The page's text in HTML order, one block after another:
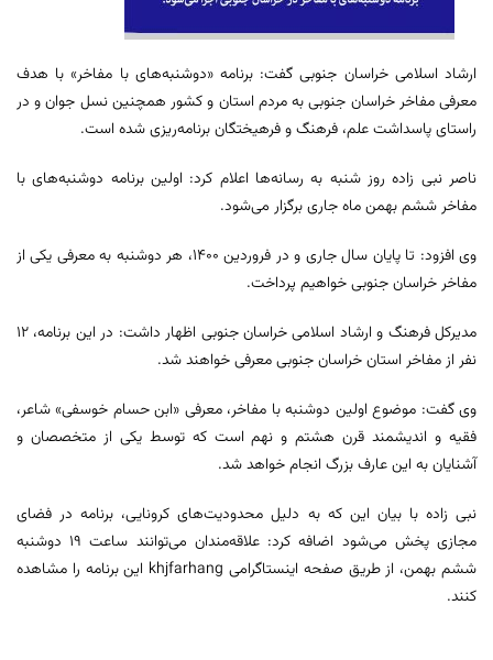
ارشاد اسلامی خراسان جنوبی گفت: برنامه «دوشنبه‌های با مفاخر» با هدف
معرفی مفاخر خراسان جنوبی به مردم استان و کشور همچنین نسل جوان و در
راستای پاسداشت علم، فرهنگ و فرهیختگان برنامه‌ریزی شده است.
ناصر نبی زاده روز شنبه به رسانه‌ها اعلام کرد: اولین برنامه دوشنبه‌های با
مفاخر ششم بهمن ماه جاری برگزار می‌شود.
وی افزود: تا پایان سال جاری و در فروردین ۱۴۰۰، هر دوشنبه به معرفی یکی از
مفاخر خراسان جنوبی خواهیم پرداخت.
مدیرکل فرهنگ و ارشاد اسلامی خراسان جنوبی اظهار داشت: در این برنامه، ۱۲
نفر از مفاخر استان خراسان جنوبی معرفی خواهند شد.
وی گفت: موضوع اولین دوشنبه با مفاخر، معرفی «ابن حسام خوسفی» شاعر،
فقیه و اندیشمند قرن هشتم و نهم است که توسط یکی از متخصصان و
آشنایان به این عارف بزرگ انجام خواهد شد.
نبی زاده با بیان این که به دلیل محدودیت‌های کرونایی، برنامه در فضای
مجازی پخش می‌شود اضافه کرد: علاقه‌مندان می‌توانند ساعت ۱۹ دوشنبه
ششم بهمن، از طریق صفحه اینستاگرامی khjfarhang این برنامه را مشاهده
کنند.